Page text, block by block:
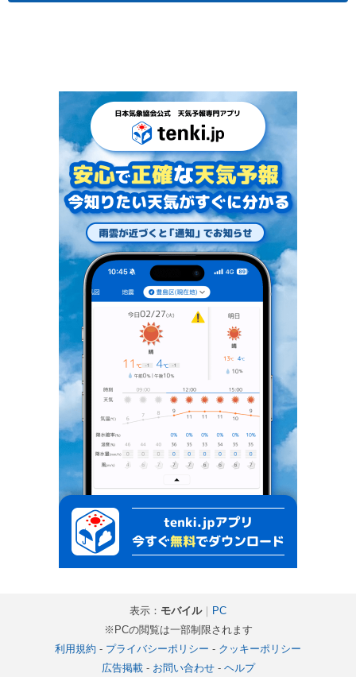
表示： モバイル｜ PC
※PCの閲覧は一部制限されます
利用規約 - プライバシーポリシー - クッキーポリシー
広告掲載- お問い合わせ- ヘルプ